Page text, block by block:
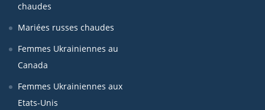
chaudes
Mariées russes chaudes
Femmes Ukrainiennes au
Canada
Femmes Ukrainiennes aux
Etats-Unis